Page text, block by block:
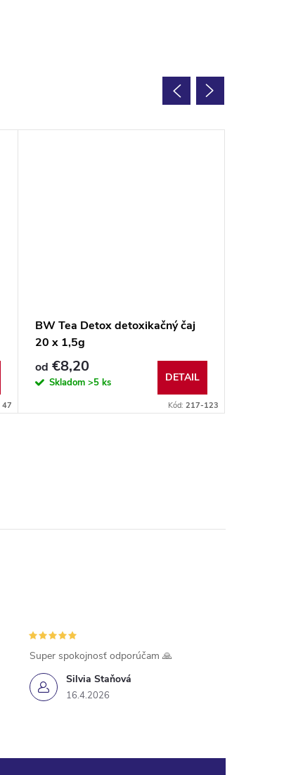
47
BW Tea Detox detoxikačný čaj
20 x 1,5g
od €8,20
Skladom >5 ks DETAIL
Kód: 217-123
Silvia Staňová
16.4.2026
Super spokojnosť odporúčam 🙏